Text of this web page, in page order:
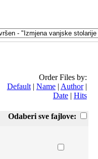
Order Files by:
Default| Name| Author|
Date| Hits
Odaberi sve fajlove: